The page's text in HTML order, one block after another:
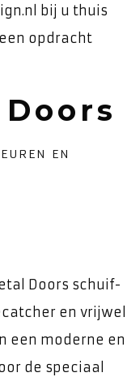
bij u thuis
opdracht
EN
Doors schuif-
en vrijwel
een moderne en
de speciaal